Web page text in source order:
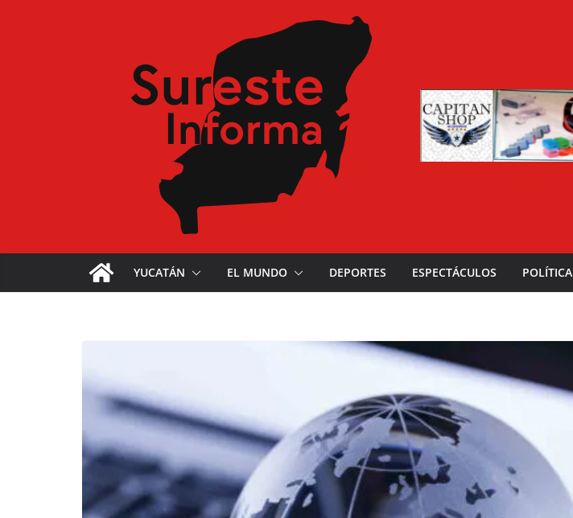
YUCATÁN EL MUNDO DEPORTES ESPECTÁCULOS POLÍTICA